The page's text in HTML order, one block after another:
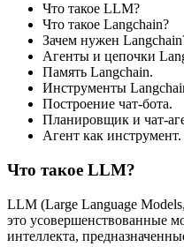
Что такое LLM?
Что такое Langchain?
Зачем нужен
Агенты и цепочки
Память Langchain.
Инструменты
Построение чат-бота.
Планировщик и чат-
Агент как инструмент.
Что такое LLM?
LLM (Large Language
это усовершенствованные
интеллекта,